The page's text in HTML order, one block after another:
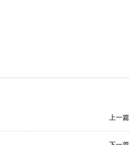
上一篇